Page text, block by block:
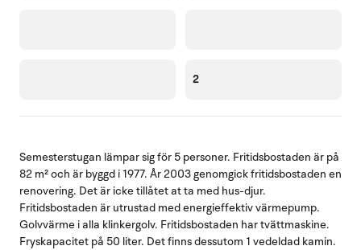
2
Semesterstugan lämpar sig för 5 personer. Fritidsbostaden är på
82 m² och är byggd i 1977. År 2003 genomgick fritidsbostaden en
renovering. Det är icke tillåtet at ta med hus-djur.
Fritidsbostaden är utrustad med energieffektiv värmepump.
Golvvärme i alla klinkergolv. Fritidsbostaden har tvättmaskine.
Fryskapacitet på 50 liter. Det finns dessutom 1 vedeldad kamin.